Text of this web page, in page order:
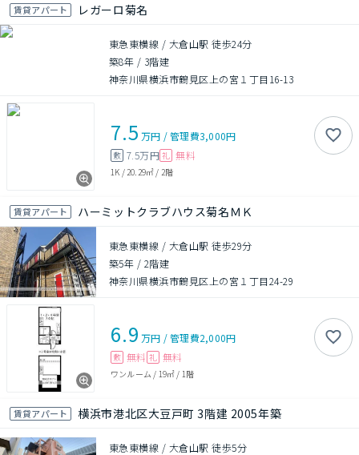
賃貸アパート レガーロ菊名
東急東横線 / 大倉山駅 徒歩24分
築8年 / 3階建
神奈川県横浜市鶴見区上の宮１丁目16-13
7.5 万円 /管理費3,000円
敷 7.5万円 礼 無料
1K / 20.29㎡ / 2階
賃貸アパート ハーミットクラブハウス菊名ＭＫ
東急東横線 / 大倉山駅 徒歩29分
築5年 / 2階建
神奈川県横浜市鶴見区上の宮１丁目24-29
6.9 万円 /管理費2,000円
敷 無料 礼 無料
ワンルーム / 19㎡ / 1階
賃貸アパート 横浜市港北区大豆戸町 3階建 2005年築
東急東横線 / 大倉山駅 徒歩5分